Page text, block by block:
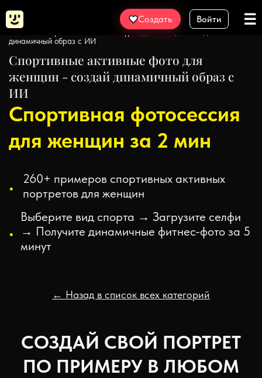
Главная
Генерация женских портретов с
Спортивные активные фото для женщин - создай
динамичный образ с ИИ
Спортивные активные фото для
женщин - создай динамичный образ с
ИИ
Спортивная фотосессия
для женщин за 2 мин
260+ примеров спортивных активных
портретов для женщин
Выберите вид спорта → Загрузите селфи
→ Получите динамичные фитнес-фото за 5
минут
← Назад в список всех категорий
СОЗДАЙ СВОЙ ПОРТРЕТ
ПО ПРИМЕРУ В ЛЮБОМ
Создать Войти ☰